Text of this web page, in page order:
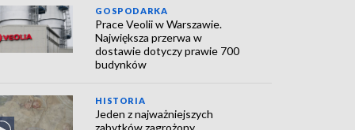
GOSPODARKA
Prace Veolii w Warszawie.
Największa przerwa w
dostawie dotyczy prawie 700
budynków
HISTORIA
Jeden z najważniejszych
zabytków zagrożony.